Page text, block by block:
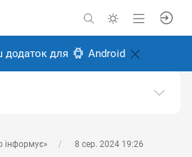
додаток для Android
інформує» 8 сер. 2024 19:26